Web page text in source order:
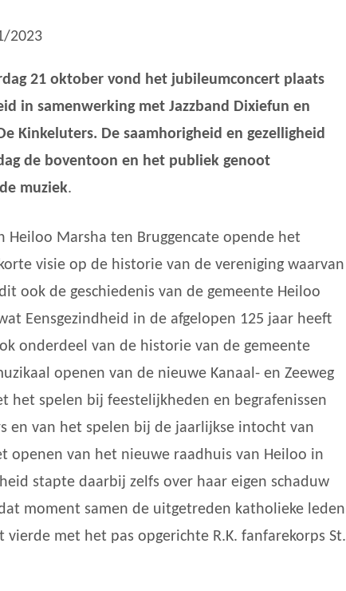
2023
21 oktober vond het jubileumconcert plaats
in samenwerking met Jazzband Dixiefun en
Kinkeluters. De saamhorigheid en gezelligheid
de boventoon en het publiek genoot
muziek.
Heiloo Marsha ten Bruggencate opende het
visie op de historie van de vereniging waarvan
ook de geschiedenis van de gemeente Heiloo
Eensgezindheid in de afgelopen 125 jaar heeft
onderdeel van de historie van de gemeente
openen van de nieuwe Kanaal- en Zeeweg
het spelen bij feestelijkheden en begrafenissen
en van het spelen bij de jaarlijkse intocht van
openen van het nieuwe raadhuis van Heiloo in
stapte daarbij zelfs over haar eigen schaduw
moment samen de uitgetreden katholieke leden
vierde met het pas opgerichte R.K. fanfarekorps St.